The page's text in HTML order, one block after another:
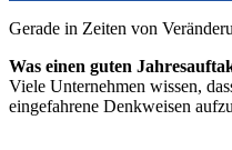
Gerade in Zeiten von
Was einen guten
Viele Unternehmen wissen,
eingefahrene Denkweisen